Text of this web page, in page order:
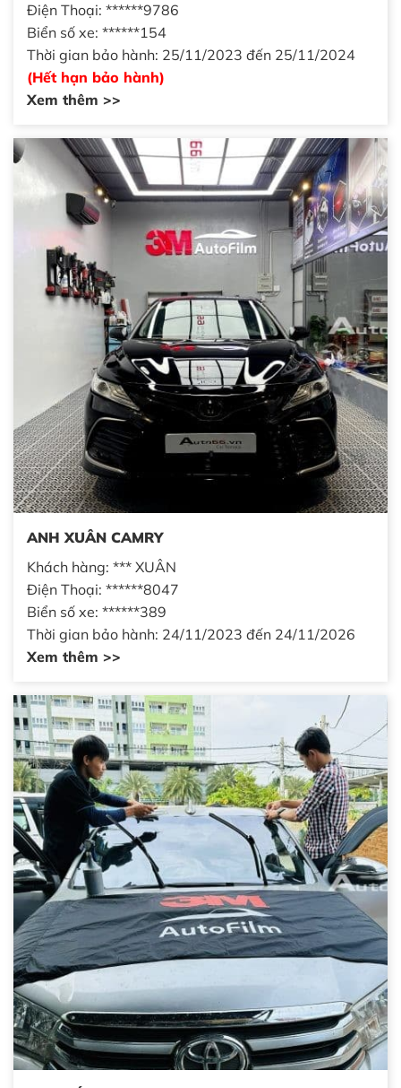
Điện Thoại: ******9786
Biển số xe: ******154
Thời gian bảo hành: 25/11/2023 đến 25/11/2024
(Hết hạn bảo hành)
Xem thêm >>
ANH XUÂN CAMRY
Khách hàng: *** XUÂN
Điện Thoại: ******8047
Biển số xe: ******389
Thời gian bảo hành: 24/11/2023 đến 24/11/2026
Xem thêm >>